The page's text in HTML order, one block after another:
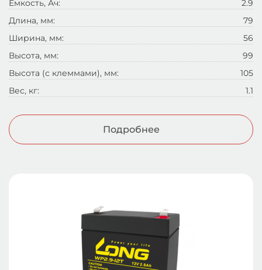
Емкость, Ач:
2.9
Длина, мм:
79
Ширина, мм:
56
Высота, мм:
99
Высота (с клеммами), мм:
105
Вес, кг:
1.1
Подробнее